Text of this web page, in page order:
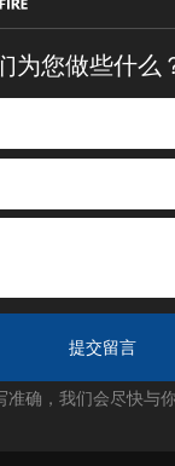
为您做些什么
准确，我们会尽快与